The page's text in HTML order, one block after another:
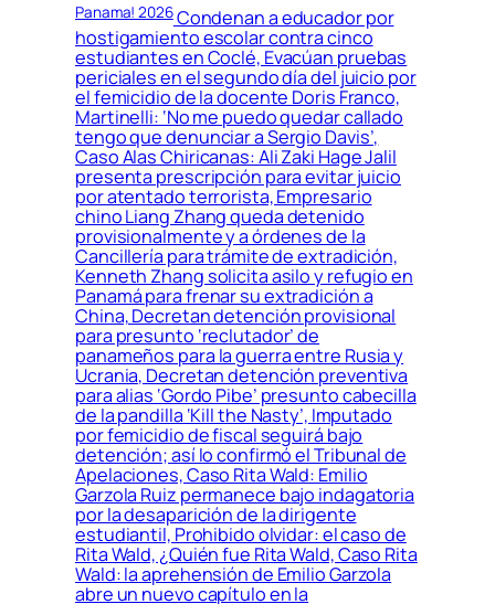
Panama! 2026Condenan a educador por
hostigamiento escolar contra cinco
estudiantes en Coclé, Evacúan pruebas
periciales en el segundo día del juicio por
el femicidio de la docente Doris Franco,
Martinelli: ‘No me puedo quedar callado
tengo que denunciar a Sergio Davis’,
Caso Alas Chiricanas: Ali Zaki Hage Jalil
presenta prescripción para evitar juicio
por atentado terrorista, Empresario
chino Liang Zhang queda detenido
provisionalmente y a órdenes de la
Cancillería para trámite de extradición,
Kenneth Zhang solicita asilo y refugio en
Panamá para frenar su extradición a
China, Decretan detención provisional
para presunto ‘reclutador’ de
panameños para la guerra entre Rusia y
Ucrania, Decretan detención preventiva
para alias ‘Gordo Pibe’ presunto cabecilla
de la pandilla ‘Kill the Nasty’, Imputado
por femicidio de fiscal seguirá bajo
detención; así lo confirmó el Tribunal de
Apelaciones, Caso Rita Wald: Emilio
Garzola Ruiz permanece bajo indagatoria
por la desaparición de la dirigente
estudiantil, Prohibido olvidar: el caso de
Rita Wald, ¿Quién fue Rita Wald, Caso Rita
Wald: la aprehensión de Emilio Garzola
abre un nuevo capítulo en la